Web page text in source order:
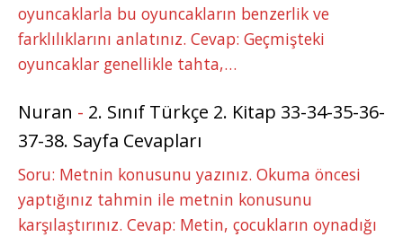
oyuncaklarla bu oyuncakların benzerlik ve
farklılıklarını anlatınız. Cevap: Geçmişteki
oyuncaklar genellikle tahta,…
Nuran - 2. Sınıf Türkçe 2. Kitap 33-34-35-36-
37-38. Sayfa Cevapları
Soru: Metnin konusunu yazınız. Okuma öncesi
yaptığınız tahmin ile metnin konusunu
karşılaştırınız. Cevap: Metin, çocukların oynadığı